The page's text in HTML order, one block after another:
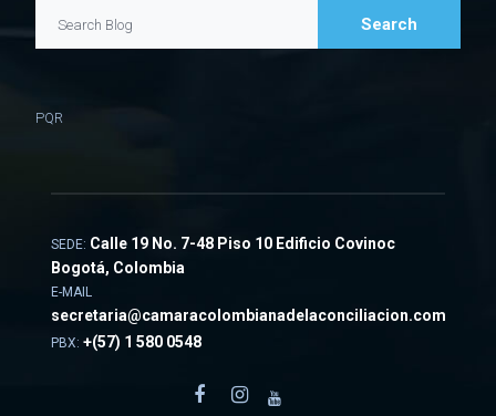
Search Blog Search
PQR
SEDE: Calle 19 No. 7-48 Piso 10 Edificio Covinoc
Bogotá, Colombia
E-MAIL
secretaria@camaracolombianadelaconciliacion.com
PBX: +(57) 1 580 0548